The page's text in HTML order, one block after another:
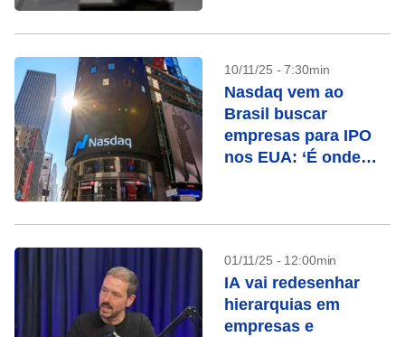
10/11/25 - 7:30min
Nasdaq vem ao
Brasil buscar
empresas para IPO
nos EUA: ‘É onde
01/11/25 - 12:00min
IA vai redesenhar
hierarquias em
empresas e